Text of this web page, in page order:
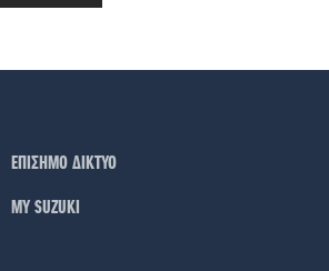
ΕΠΙΣΗΜΟ ΔΙΚΤΥΟ
ΜΥ SUZUKI